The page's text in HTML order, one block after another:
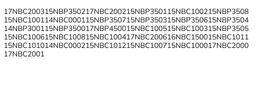
17NBC200315NBP350217NBC200215NBP350115NBC100215NBP3508
15NBC100114NBC000115NBP350715NBP350315NBP350615NBP3504
14NBP300115NBP350017NBP450015NBC100515NBC100315NBP3505
15NBC100615NBC100815NBC100417NBC200616NBC150015NBC1011
15NBC101014NBC000215NBC101215NBC100715NBC100017NBC2000
17NBC2001